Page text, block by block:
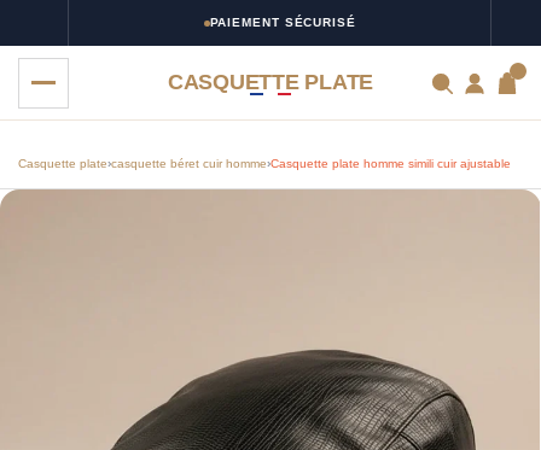
PAIEMENT SÉCURISÉ
CASQUETTE PLATE
Casquette plate›casquette béret cuir homme›Casquette plate homme simili cuir ajustable